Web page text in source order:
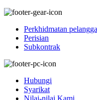
Perkhidmatan
Perisian
Subkontrak
Hubungi
Syarikat
Nilai-nilai Kami